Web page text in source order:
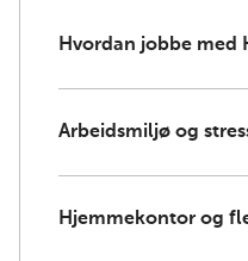
Hvordan jobbe med
Arbeidsmiljø og
Hjemmekontor og